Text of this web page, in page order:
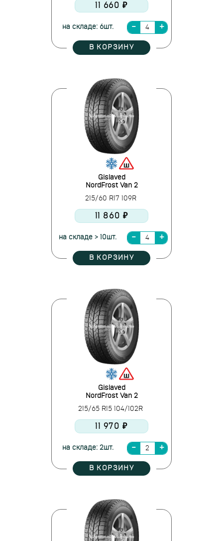
11 660 ₽
на складе: 6шт.
В КОРЗИНУ
Gislaved
NordFrost Van 2
215/60 R17 109R
11 860 ₽
на складе > 10шт.
В КОРЗИНУ
Gislaved
NordFrost Van 2
215/65 R15 104/102R
11 970 ₽
на складе: 2шт.
В КОРЗИНУ